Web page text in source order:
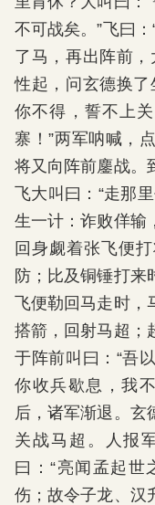
不可战矣。”飞曰
了马，再出阵前
性起，问玄德换了
你不得，誓不上
寨！”两军呐喊，
将又向阵前鏖战。
飞大叫曰：“走那
生一计：诈败佯输
回身觑着张飞便
防；比及铜锤打来
飞便勒回马走时
搭箭，回射马超；
于阵前叫曰：“吾
你收兵歇息，我
后，诸军渐退。玄
关战马超。人报
曰：“亮闻孟起世
伤；故令子龙、汉